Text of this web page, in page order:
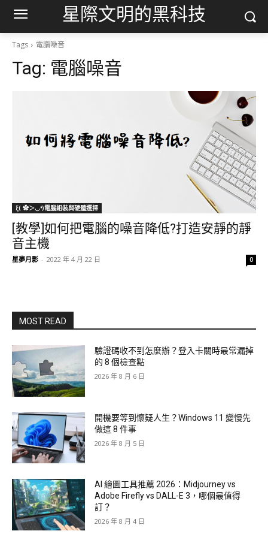
星際文明的黑科技
Tags 電腦噪音
Tag: 電腦噪音
ξ( ✿＞◡❛)電腦組裝與硬體選擇
[教學]如何把電腦的噪音降低?打造安靜的靜
音主機
星夢月影 - 2022 年 4 月 22 日 0
MOST READ
驗證碼收不到怎麼辦？登入卡關時最常漏掉
的 8 個檢查點
2026 年 8 月 6 日
開機要等到懷疑人生？Windows 11 變慢先
做這 8 件事
2026 年 8 月 5 日
AI 繪圖工具推薦 2026：Midjourney vs
Adobe Firefly vs DALL-E 3，哪個最值得
訂？
2026 年 8 月 4 日